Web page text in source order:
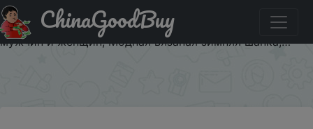
Придбати 1 шт., шапки высокого качества с русскими
буквами, очень холодные повседневные шапочки для
мужчин и женщин, Модная вязаная зимняя шапка,…
ChinaGoodBuy